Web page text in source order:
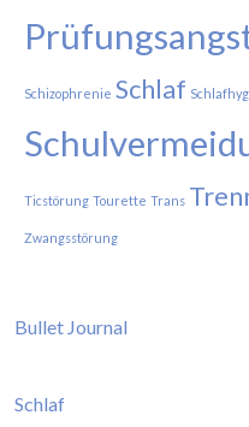
Schizophrenie Schlaf
Ticstörung Tourette Trans
Zwangsstörung
Bullet Journal
Schlaf